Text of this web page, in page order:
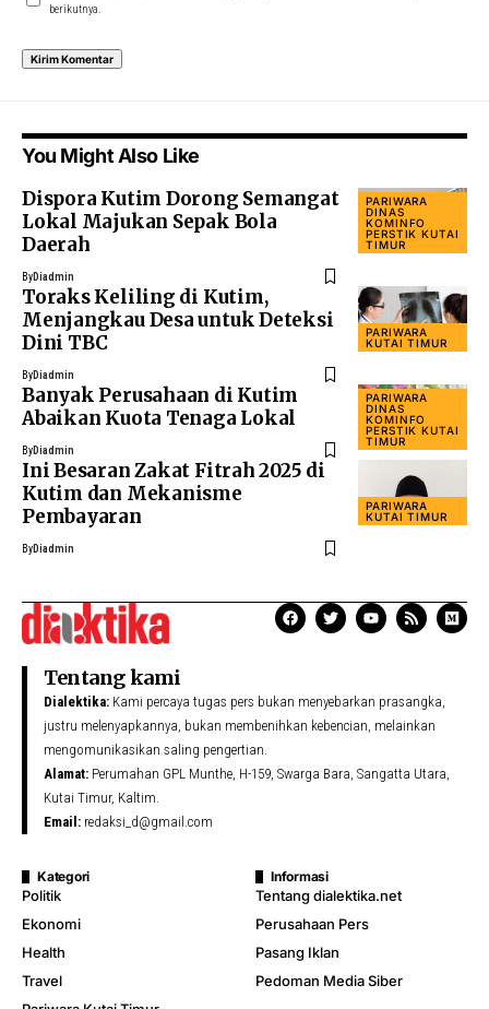
berikutnya.
You Might Also Like
PARIWARA
DINAS
KOMINFO
PERSTIK KUTAI
TIMUR
Dispora Kutim Dorong Semangat
Lokal Majukan Sepak Bola
Daerah
ByDiadmin
PARIWARA
KUTAI TIMUR
Toraks Keliling di Kutim,
Menjangkau Desa untuk Deteksi
Dini TBC
ByDiadmin
PARIWARA
DINAS
KOMINFO
PERSTIK KUTAI
TIMUR
Banyak Perusahaan di Kutim
Abaikan Kuota Tenaga Lokal
ByDiadmin
PARIWARA
KUTAI TIMUR
Ini Besaran Zakat Fitrah 2025 di
Kutim dan Mekanisme
Pembayaran
ByDiadmin
Tentang kami
Dialektika: Kami percaya tugas pers bukan menyebarkan prasangka,
justru melenyapkannya, bukan membenihkan kebencian, melainkan
mengomunikasikan saling pengertian.
Alamat: Perumahan GPL Munthe, H-159, Swarga Bara, Sangatta Utara,
Kutai Timur, Kaltim.
Email: redaksi_d@gmail.com
Kategori
Politik
Ekonomi
Health
Travel
Informasi
Tentang dialektika.net
Perusahaan Pers
Pasang Iklan
Pedoman Media Siber